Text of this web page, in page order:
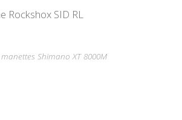
Rockshox SID RL
Shimano XT 8000M